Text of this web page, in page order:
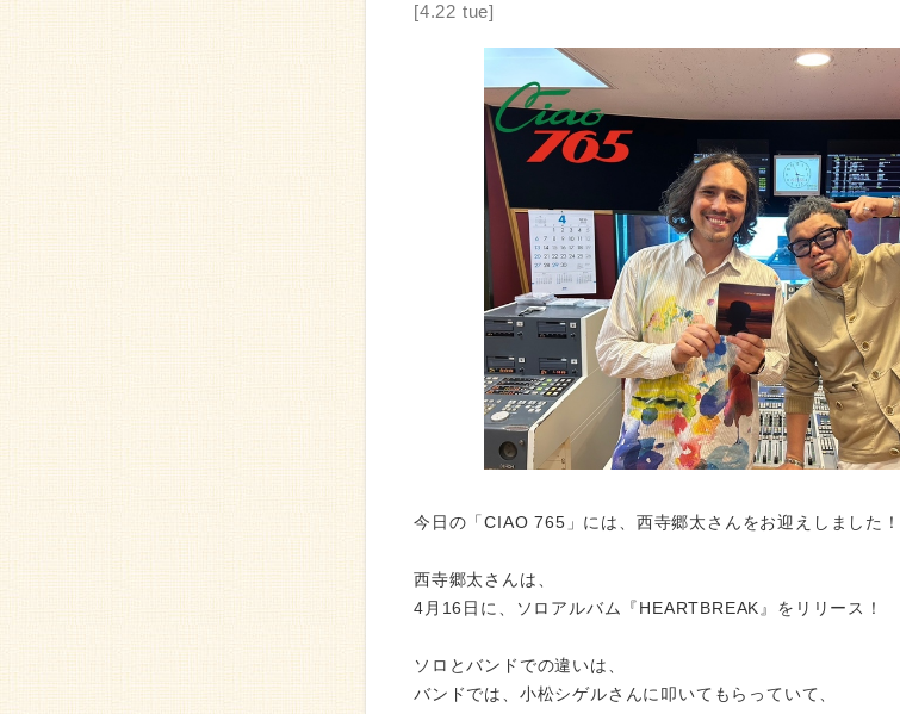
[4.22 tue]
今日の「CIAO 765」には、西寺郷太さんをお迎えしました！
西寺郷太さんは、
4月16日に、ソロアルバム『HEARTBREAK』をリリース！
ソロとバンドでの違いは、
バンドでは、小松シゲルさんに叩いてもらっていて、